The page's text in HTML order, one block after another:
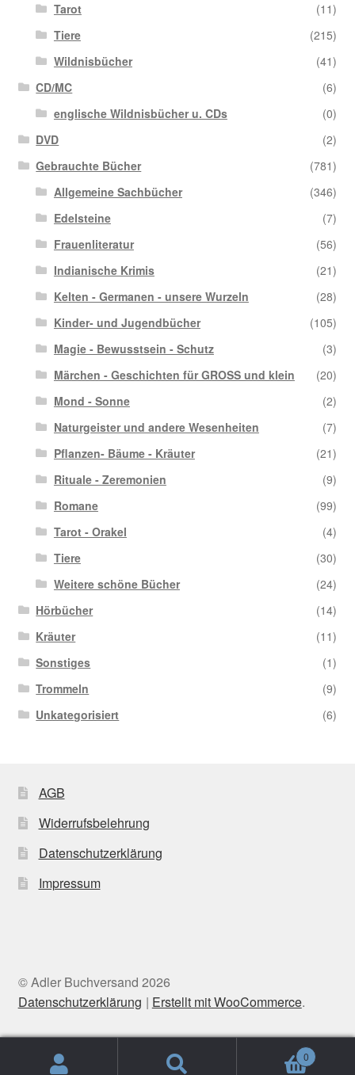
Tarot
(11)
Tiere
(215)
Wildnisbücher
(41)
CD/MC
(6)
englische Wildnisbücher u. CDs
(0)
DVD
(2)
Gebrauchte Bücher
(781)
Allgemeine Sachbücher
(346)
Edelsteine
(7)
Frauenliteratur
(56)
Indianische Krimis
(21)
Kelten - Germanen - unsere Wurzeln
(28)
Kinder- und Jugendbücher
(105)
Magie - Bewusstsein - Schutz
(3)
Märchen - Geschichten für GROSS und klein
(20)
Mond - Sonne
(2)
Naturgeister und andere Wesenheiten
(7)
Pflanzen- Bäume - Kräuter
(21)
Rituale - Zeremonien
(9)
Romane
(99)
Tarot - Orakel
(4)
Tiere
(30)
Weitere schöne Bücher
(24)
Hörbücher
(14)
Kräuter
(11)
Sonstiges
(1)
Trommeln
(9)
Unkategorisiert
(6)
AGB
Widerrufsbelehrung
Datenschutzerklärung
Impressum
© Adler Buchversand 2026
Datenschutzerklärung
Erstellt mit WooCommerce.
0